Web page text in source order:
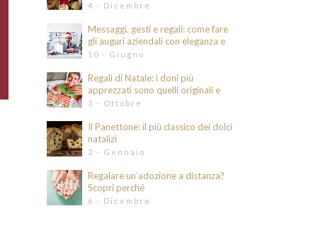
Regali di Natale per lei
Regali di Natale per genitori e parenti
Pacchetti regalo
Storie e leggende
4 - Dicembre
Messaggi, gesti e regali: come fare
gli auguri aziendali con eleganza e
intenzione
10 - Giugno
Regali di Natale: i doni più
apprezzati sono quelli originali e
divertenti
3 - Ottobre
Il Panettone: il più classico dei dolci
natalizi
2 - Gennaio
Regalare un’adozione a distanza?
Scopri perché
6 - Dicembre